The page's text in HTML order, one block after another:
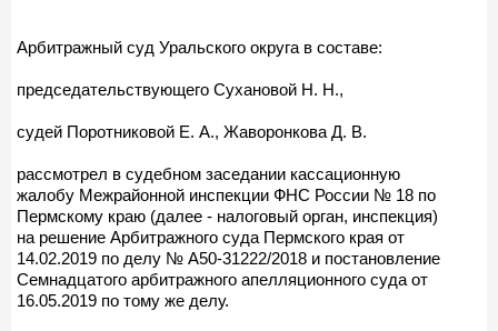
Арбитражный суд Уральского округа в составе:
председательствующего Сухановой Н. Н.,
судей Поротниковой Е. А., Жаворонкова Д. В.
рассмотрел в судебном заседании кассационную
жалобу Межрайонной инспекции ФНС России № 18 по
Пермскому краю (далее - налоговый орган, инспекция)
на решение Арбитражного суда Пермского края от
14.02.2019 по делу № А50-31222/2018 и постановление
Семнадцатого арбитражного апелляционного суда от
16.05.2019 по тому же делу.